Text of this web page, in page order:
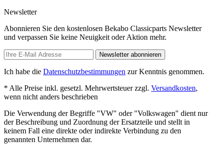
Newsletter
Abonnieren Sie den kostenlosen Bekabo Classicparts Newsletter
und verpassen Sie keine Neuigkeit oder Aktion mehr.
Newsletter abonnieren
Ich habe die Datenschutzbestimmungen zur Kenntnis genommen.
* Alle Preise inkl. gesetzl. Mehrwertsteuer zzgl. Versandkosten,
wenn nicht anders beschrieben
Die Verwendung der Begriffe "VW" oder "Volkswagen" dient nur
der Beschreibung und Zuordnung der Ersatzteile und stellt in
keinem Fall eine direkte oder indirekte Verbindung zu den
genannten Unternehmen dar.